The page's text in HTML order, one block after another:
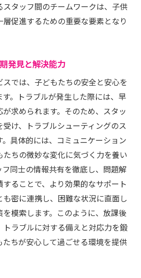
タッフ間のチームワークは、子供
促進するための重要な要素となり
発見と解決能力
では、子どもたちの安全と安心を
。トラブルが発生した際には、早
求められます。そのため、スタッ
け、トラブルシューティングのス
具体的には、コミュニケーション
ちの微妙な変化に気づく力を養い
フ同士の情報共有を徹底し、問題解
ることで、より効果的なサポート
密に連携し、困難な状況に直面し
模索します。このように、放課後
ラブルに対する備えと対応力を鍛
ちが安心して過ごせる環境を提供